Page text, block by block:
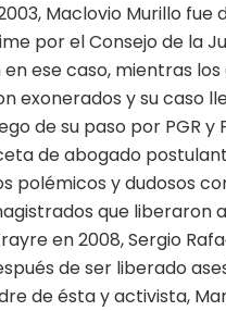
Maclovio Murillo fue
por el Consejo de la
ese caso, mientras los
exonerados y su caso
de su paso por PGR y
de abogado
polémicos y dudosos
que liberaron
en 2008, Sergio
de ser liberado
de ésta y activista,